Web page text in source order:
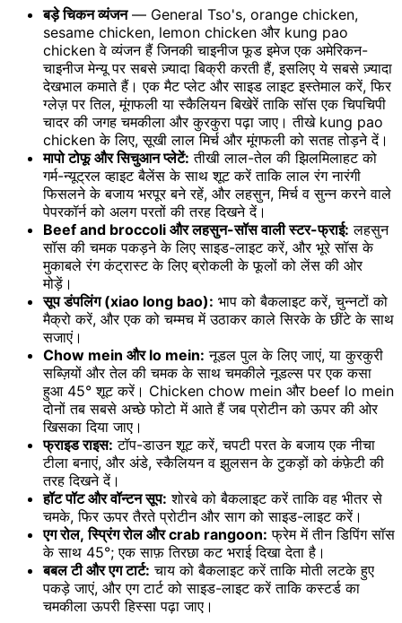
बड़े चिकन व्यंजन— General Tso's, orange chicken,
sesame chicken, lemon chicken और kung pao
chicken वे व्यंजन हैं जिनकी चाइनीज फूड इमेज एक अमेरिकन-
चाइनीज मेन्यू पर सबसे ज़्यादा बिक्री करती हैं, इसलिए ये सबसे ज़्यादा
देखभाल कमाते हैं। एक मैट प्लेट और साइड लाइट इस्तेमाल करें, फिर
ग्लेज़ पर तिल, मूंगफली या स्कैलियन बिखेरें ताकि सॉस एक चिपचिपी
चादर की जगह चमकीला और कुरकुरा पढ़ा जाए। तीखे kung pao
chicken के लिए, सूखी लाल मिर्च और मूंगफली को सतह तोड़ने दें।
मापो टोफू और सिचुआन प्लेटें: तीखी लाल-तेल की झिलमिलाहट को
गर्म-न्यूट्रल व्हाइट बैलेंस के साथ शूट करें ताकि लाल रंग नारंगी
फिसलने के बजाय भरपूर बने रहें, और लहसुन, मिर्च व सुन्न करने वाले
पेपरकॉर्न को अलग परतों की तरह दिखने दें।
Beef and broccoli और लहसुन-सॉस वाली स्टर-फ्राई: लहसुन
सॉस की चमक पकड़ने के लिए साइड-लाइट करें, और भूरे सॉस के
मुकाबले रंग कंट्रास्ट के लिए ब्रोकली के फूलों को लेंस की ओर
मोड़ें।
सूप डंपलिंग (xiao long bao): भाप को बैकलाइट करें, चुन्नटों को
मैक्रो करें, और एक को चम्मच में उठाकर काले सिरके के छींटे के साथ
सजाएं।
Chow mein और lo mein: नूडल पुल के लिए जाएं, या कुरकुरी
सब्ज़ियों और तेल की चमक के साथ चमकीले नूडल्स पर एक कसा
हुआ 45° शूट करें। Chicken chow mein और beef lo mein
दोनों तब सबसे अच्छे फोटो में आते हैं जब प्रोटीन को ऊपर की ओर
खिसका दिया जाए।
फ्राइड राइस: टॉप-डाउन शूट करें, चपटी परत के बजाय एक नीचा
टीला बनाएं, और अंडे, स्कैलियन व झुलसन के टुकड़ों को कंफ़ेटी की
तरह दिखने दें।
हॉट पॉट और वॉन्टन सूप: शोरबे को बैकलाइट करें ताकि वह भीतर से
चमके, फिर ऊपर तैरते प्रोटीन और साग को साइड-लाइट करें।
एग रोल, स्प्रिंग रोल और crab rangoon: फ्रेम में तीन डिपिंग सॉस
के साथ 45°; एक साफ़ तिरछा कट भराई दिखा देता है।
बबल टी और एग टार्ट: चाय को बैकलाइट करें ताकि मोती लटके हुए
पकड़े जाएं, और एग टार्ट को साइड-लाइट करें ताकि कस्टर्ड का
चमकीला ऊपरी हिस्सा पढ़ा जाए।